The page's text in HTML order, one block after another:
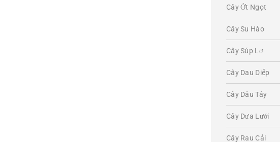
Cây Ớt Ngọt
Cây Su Hào
Cây Súp Lơ
Cây Dau Diếp
Cây Dâu Tây
Cây Dưa Lưới
Cây Rau Cải